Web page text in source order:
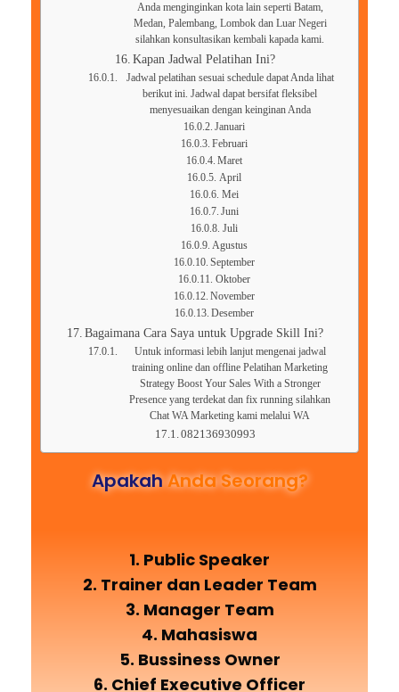
Anda menginginkan kota lain seperti Batam,
Medan, Palembang, Lombok dan Luar Negeri
silahkan konsultasikan kembali kapada kami.
Kapan Jadwal Pelatihan Ini?
Jadwal pelatihan sesuai schedule dapat Anda lihat
berikut ini. Jadwal dapat bersifat fleksibel
menyesuaikan dengan keinginan Anda
Januari
Februari
Maret
April
Mei
Juni
Juli
Agustus
September
Oktober
November
Desember
Bagaimana Cara Saya untuk Upgrade Skill Ini?
Untuk informasi lebih lanjut mengenai jadwal
training online dan offline Pelatihan Marketing
Strategy Boost Your Sales With a Stronger
Presence yang terdekat dan fix running silahkan
Chat WA Marketing kami melalui WA
082136930993
ApakahAnda Seorang?
1. Public Speaker
2. Trainer dan Leader Team
3. Manager Team
4. Mahasiswa
5. Bussiness Owner
6. Chief Executive Officer